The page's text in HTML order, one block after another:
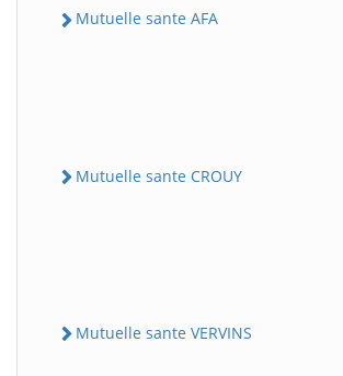
Mutuelle sante AFA
Mutuelle sante CROUY
Mutuelle sante VERVINS